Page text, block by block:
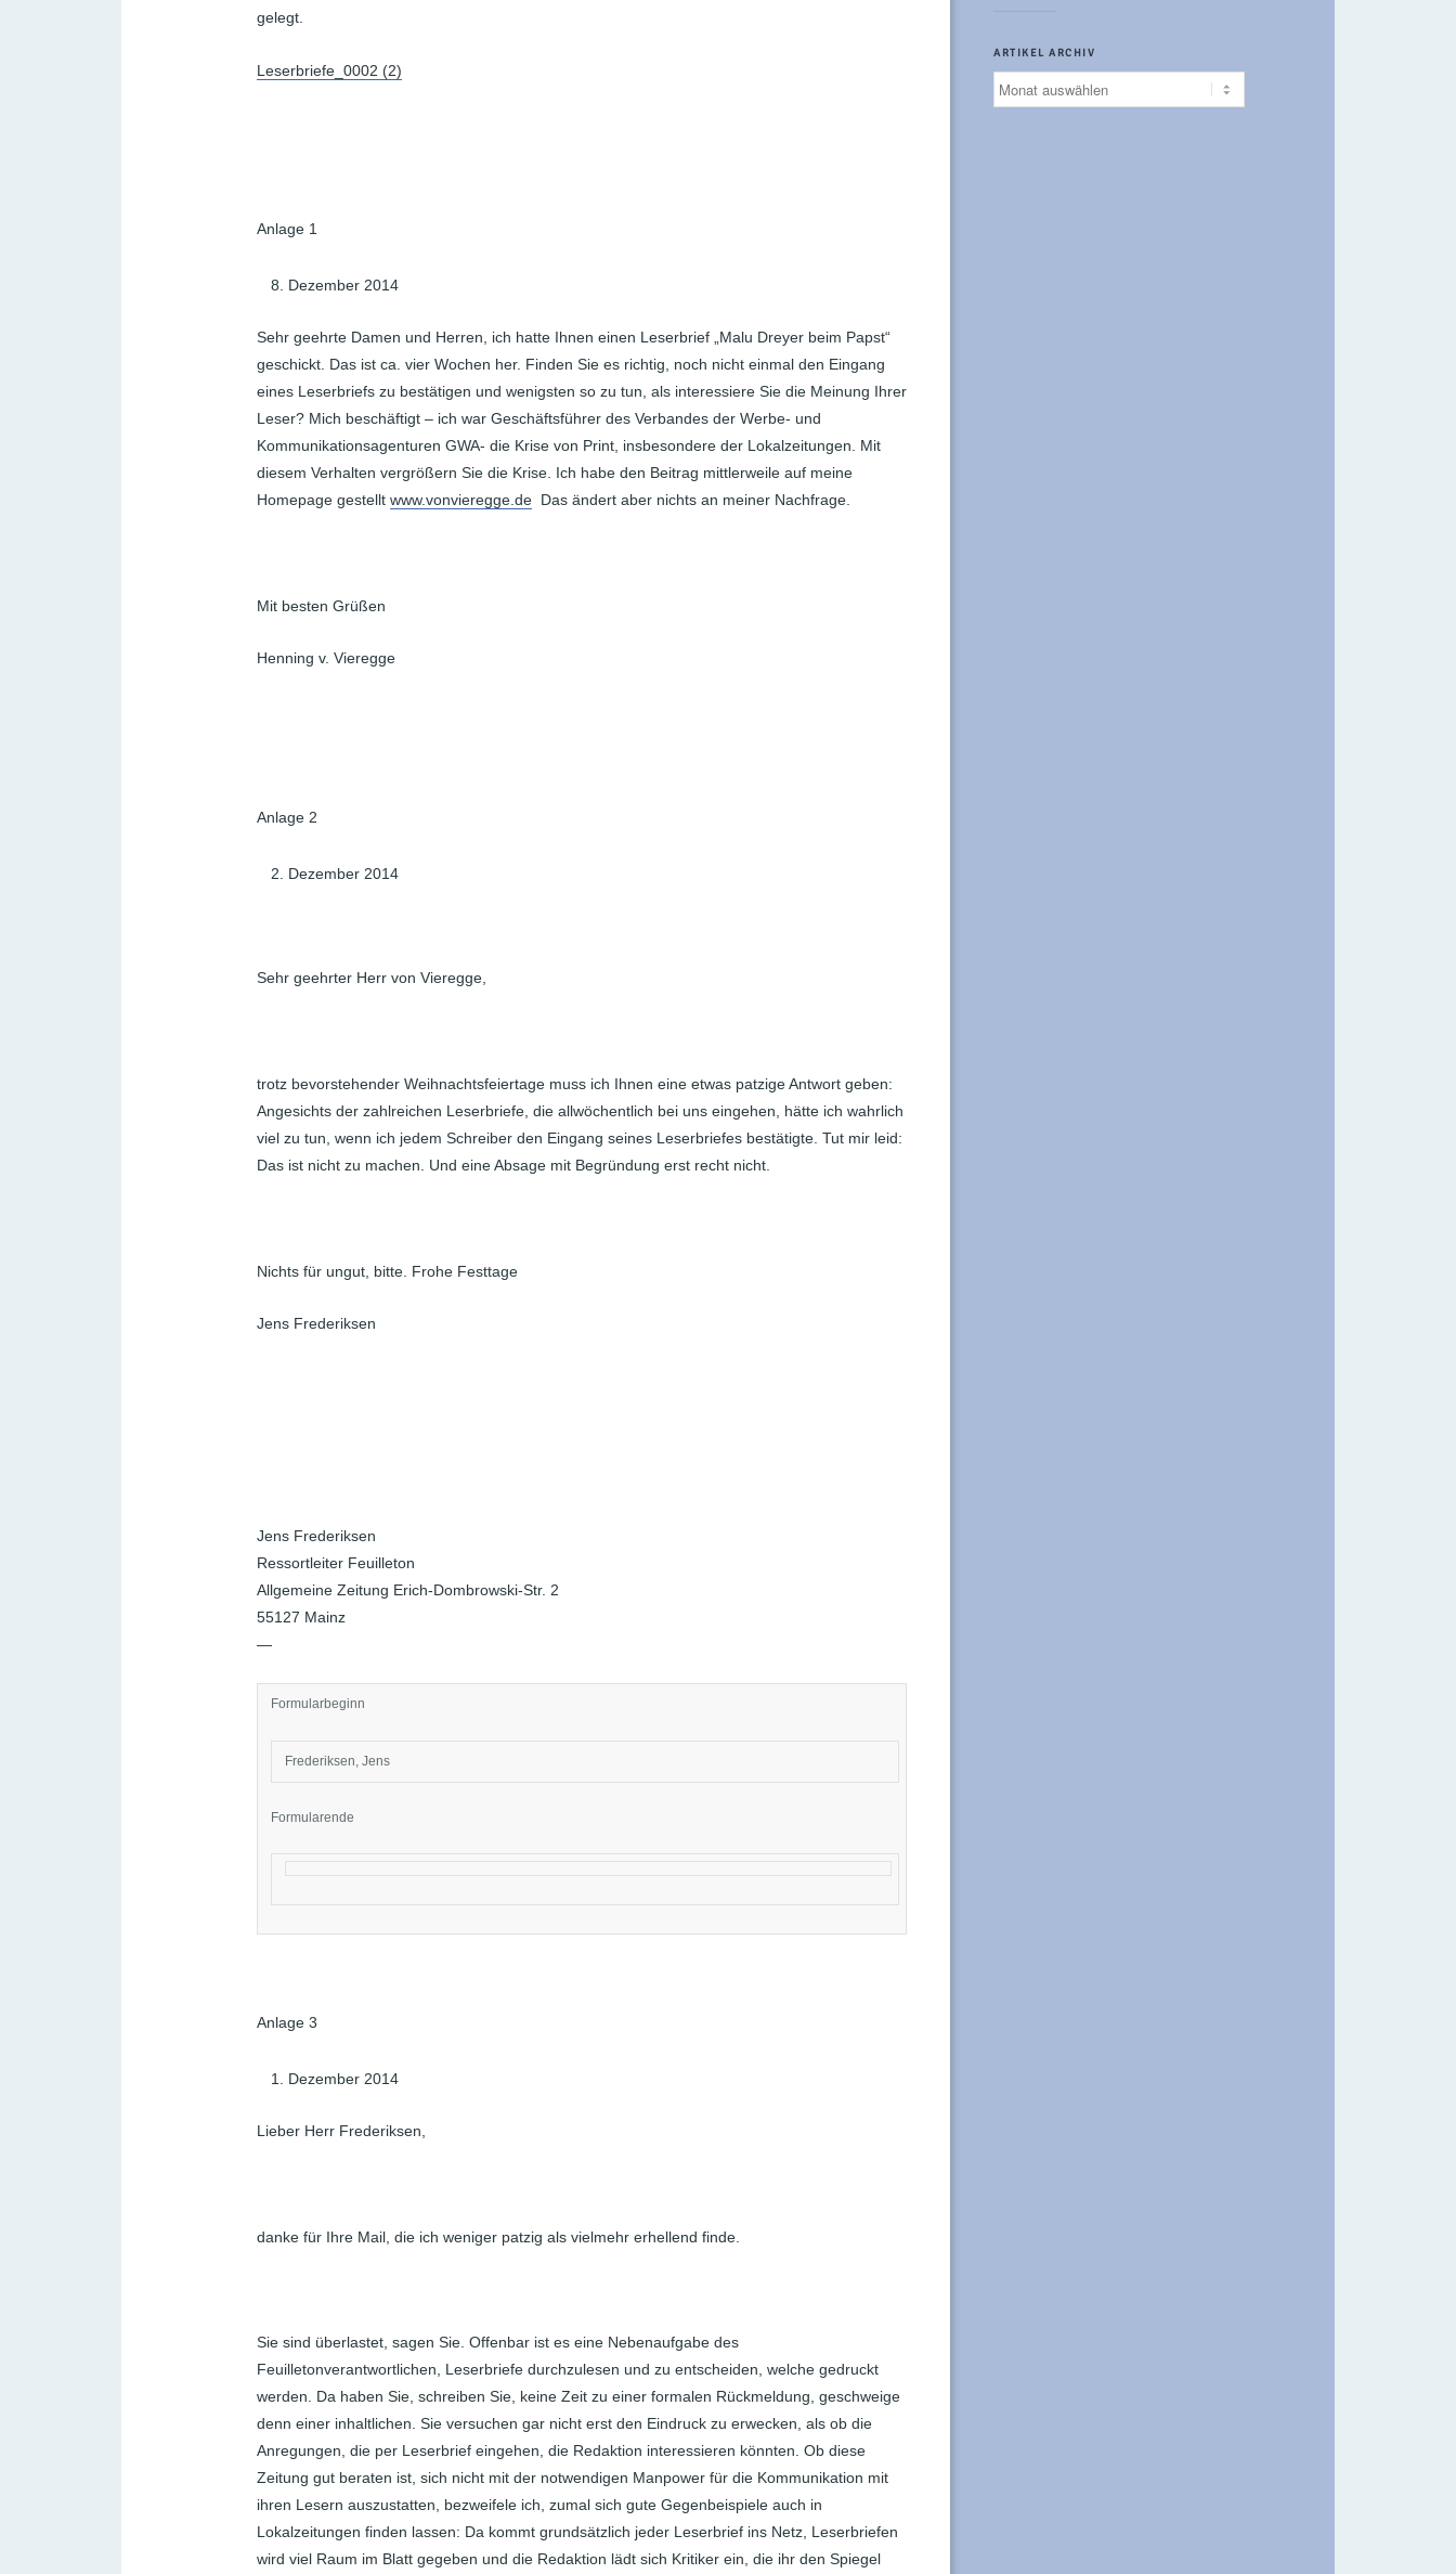
gelegt.
Leserbriefe_0002 (2)
Anlage 1
Dezember 2014
Sehr geehrte Damen und Herren, ich hatte Ihnen einen Leserbrief „Malu Dreyer beim Papst“
geschickt. Das ist ca. vier Wochen her. Finden Sie es richtig, noch nicht einmal den Eingang
eines Leserbriefs zu bestätigen und wenigsten so zu tun, als interessiere Sie die Meinung Ihrer
Leser? Mich beschäftigt – ich war Geschäftsführer des Verbandes der Werbe- und
Kommunikationsagenturen GWA- die Krise von Print, insbesondere der Lokalzeitungen. Mit
diesem Verhalten vergrößern Sie die Krise. Ich habe den Beitrag mittlerweile auf meine
Homepage gestellt www.vonvieregge.de Das ändert aber nichts an meiner Nachfrage.
Mit besten Grüßen
Henning v. Vieregge
Anlage 2
Dezember 2014
Sehr geehrter Herr von Vieregge,
trotz bevorstehender Weihnachtsfeiertage muss ich Ihnen eine etwas patzige Antwort geben:
Angesichts der zahlreichen Leserbriefe, die allwöchentlich bei uns eingehen, hätte ich wahrlich
viel zu tun, wenn ich jedem Schreiber den Eingang seines Leserbriefes bestätigte. Tut mir leid:
Das ist nicht zu machen. Und eine Absage mit Begründung erst recht nicht.
Nichts für ungut, bitte. Frohe Festtage
Jens Frederiksen
Jens Frederiksen
Ressortleiter Feuilleton
Allgemeine Zeitung Erich-Dombrowski-Str. 2
55127 Mainz
—
Formularbeginn
Frederiksen, Jens
Formularende
Anlage 3
Dezember 2014
Lieber Herr Frederiksen,
danke für Ihre Mail, die ich weniger patzig als vielmehr erhellend finde.
Sie sind überlastet, sagen Sie. Offenbar ist es eine Nebenaufgabe des
Feuilletonverantwortlichen, Leserbriefe durchzulesen und zu entscheiden, welche gedruckt
werden. Da haben Sie, schreiben Sie, keine Zeit zu einer formalen Rückmeldung, geschweige
denn einer inhaltlichen. Sie versuchen gar nicht erst den Eindruck zu erwecken, als ob die
Anregungen, die per Leserbrief eingehen, die Redaktion interessieren könnten. Ob diese
Zeitung gut beraten ist, sich nicht mit der notwendigen Manpower für die Kommunikation mit
ihren Lesern auszustatten, bezweifele ich, zumal sich gute Gegenbeispiele auch in
Lokalzeitungen finden lassen: Da kommt grundsätzlich jeder Leserbrief ins Netz, Leserbriefen
wird viel Raum im Blatt gegeben und die Redaktion lädt sich Kritiker ein, die ihr den Spiegel
ARTIKEL ARCHIV
Artikel
Archiv